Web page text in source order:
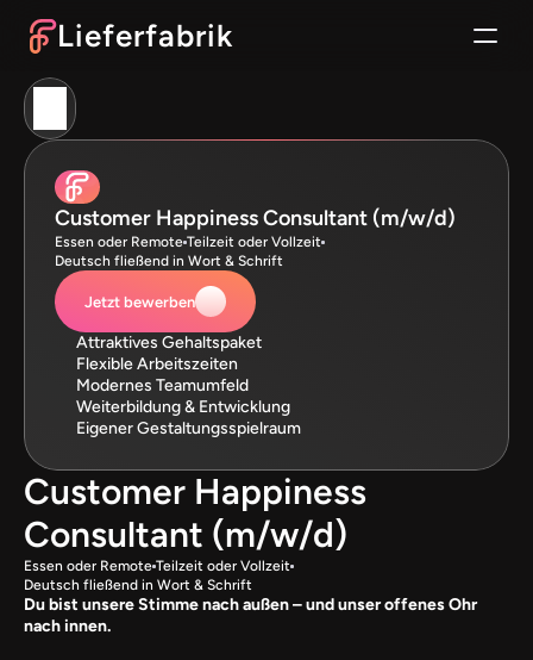
Customer Happiness Consultant (m/w/d)
Essen oder Remote Teilzeit oder Vollzeit
Deutsch fließend in Wort & Schrift
Jetzt bewerben
Attraktives Gehaltspaket
Flexible Arbeitszeiten
Modernes Teamumfeld
Weiterbildung & Entwicklung
Eigener Gestaltungsspielraum
Customer Happiness
Consultant (m/w/d)
Essen oder Remote Teilzeit oder Vollzeit
Deutsch fließend in Wort & Schrift
Du bist unsere Stimme nach außen – und unser offenes Ohr
nach innen.
Lieferfabrik
Lieferfabrik